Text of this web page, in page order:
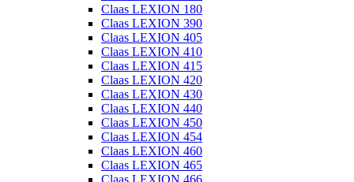
Claas LEXION 180
Claas LEXION 390
Claas LEXION 405
Claas LEXION 410
Claas LEXION 415
Claas LEXION 420
Claas LEXION 430
Claas LEXION 440
Claas LEXION 450
Claas LEXION 454
Claas LEXION 460
Claas LEXION 465
Claas LEXION 466